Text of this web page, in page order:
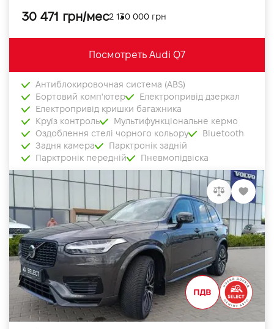
30 471 грн/мес2 130 000 грн
Посмотреть Audi Q7
Антиблокировочная система (ABS)
Бортовий комп'ютер
Електропривід дзеркал
Електропривід кришки багажника
Круїз контроль
Мультифункціональне кермо
Оздоблення стелі чорного кольору
Bluetooth
Задня камера
Парктронік задній
Парктронік передній
Пневмопідвіска